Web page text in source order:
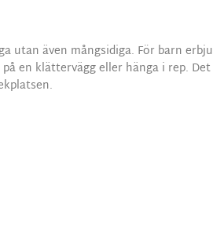
även mångsidiga. För barn
en klättervägg eller hänga i rep.